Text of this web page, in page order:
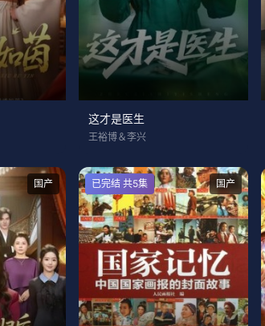
这才是医生
王裕博＆李兴
国产 国产
已完结 共5集